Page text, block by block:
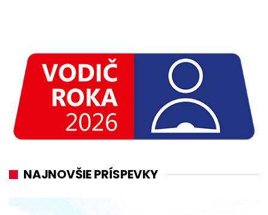
NAJNOVŠIE PRÍSPEVKY